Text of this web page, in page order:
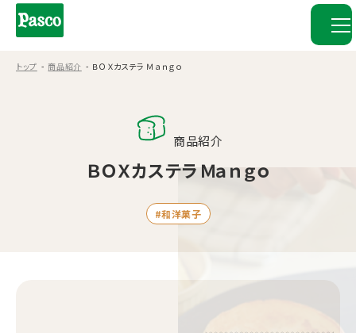
トップ 商品紹介 ＢＯＸカステラ Ｍａｎｇｏ
商品紹介
ＢＯＸカステラ Ｍａｎｇｏ
#和洋菓子